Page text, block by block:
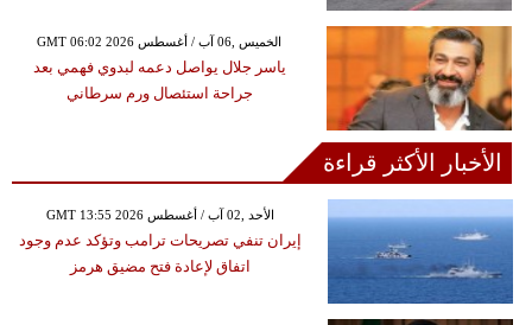
GMT 06:02 2026 الخميس ,06 آب / أغسطس
ياسر جلال يواصل دعمه لبدوي فهمي بعد
جراحة استئصال ورم سرطاني
الأخبار الأكثر قراءة
GMT 13:55 2026 الأحد ,02 آب / أغسطس
إيران تنفي تصريحات ترامب وتؤكد عدم وجود
اتفاق لإعادة فتح مضيق هرمز